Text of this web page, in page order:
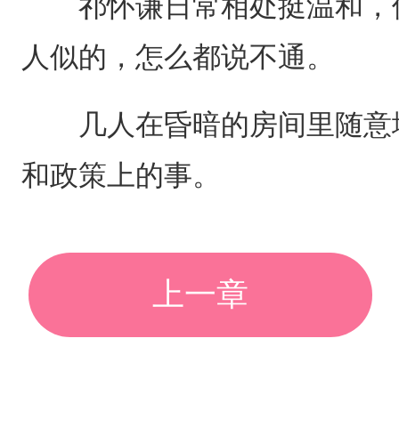
祁怀谦日常相处挺温和，
人似的，怎么都说不通。
几人在昏暗的房间里随意
和政策上的事。
上一章